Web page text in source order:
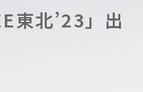
東北’23」出